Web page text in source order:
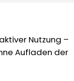
Nutzung –
Aufladen der